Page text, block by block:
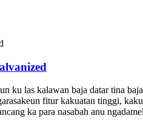
ku las kalawan baja datar tina
fitur kakuatan tinggi,
ka para nasabah anu